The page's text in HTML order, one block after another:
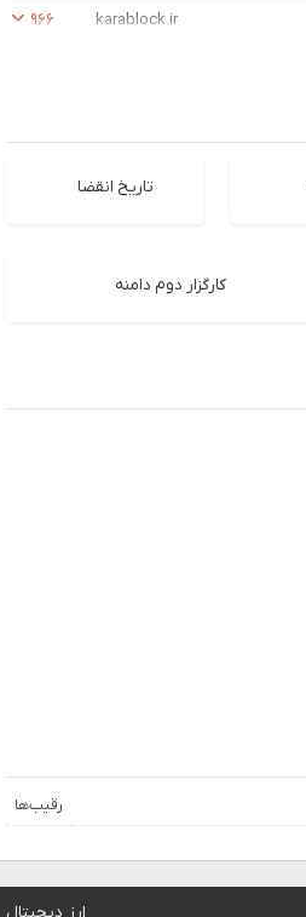
karablock.ir ۹۶۶
تاریخ انقضا
کارگزار دوم دامنه
رقیب‌ها
ارز دیجیتال